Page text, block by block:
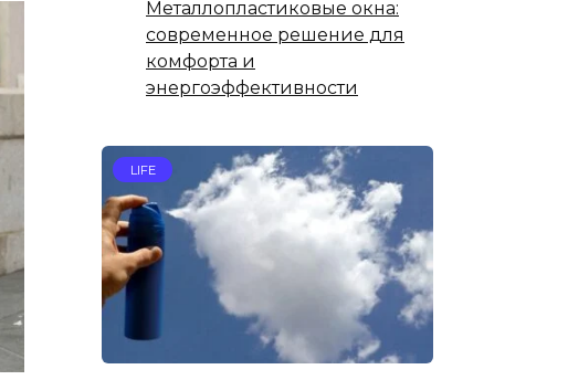
Металлопластиковые окна:
современное решение для
комфорта и
энергоэффективности
LIFE